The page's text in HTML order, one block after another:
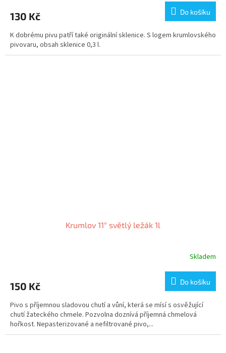
130 Kč Do košíku
K dobrému pivu patří také originální sklenice. S logem krumlovského
pivovaru, obsah sklenice 0,3 l.
Krumlov 11° světlý ležák 1l
Skladem
150 Kč Do košíku
Pivo s příjemnou sladovou chutí a vůní, která se mísí s osvěžující
chutí žateckého chmele. Pozvolna doznívá příjemná chmelová
hořkost. Nepasterizované a nefiltrované pivo,...